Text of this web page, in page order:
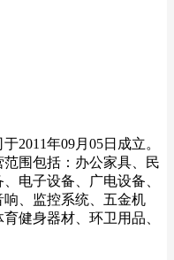
2011年09月05日成立。
围包括：办公家具、民
电子设备、广电设备、
、监控系统、五金机
健身器材、环卫用品、